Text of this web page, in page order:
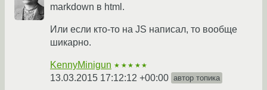
markdown в html.
Или если кто-то на JS написал, то вообще
шикарно.
KennyMinigun ★★★★★
13.03.2015 17:12:12 +00:00 автор топика